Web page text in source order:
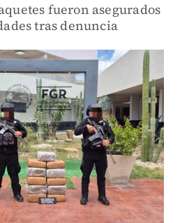
fueron asegurados
tras denuncia